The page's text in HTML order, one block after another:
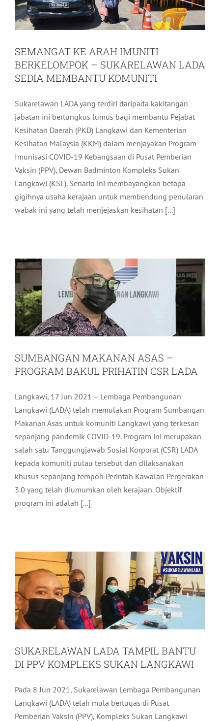
SEMANGAT KE ARAH IMUNITI
BERKELOMPOK – SUKARELAWAN LADA
SEDIA MEMBANTU KOMUNITI
Sukarelawan LADA yang terdiri daripada kakitangan
jabatan ini bertungkus lumus bagi membantu Pejabat
Kesihatan Daerah (PKD) Langkawi dan Kementerian
Kesihatan Malaysia (KKM) dalam menjayakan Program
Imunisasi COVID-19 Kebangsaan di Pusat Pemberian
Vaksin (PPV), Dewan Badminton Kompleks Sukan
Langkawi (KSL). Senario ini membayangkan betapa
gigihnya usaha kerajaan untuk membendung penularan
wabak ini yang telah menjejaskan kesihatan [...]
SUMBANGAN MAKANAN ASAS –
SUMBANGAN MAKANAN ASAS –
PROGRAM BAKUL PRIHATIN CSR LADA
Langkawi, 17 Jun 2021 – Lembaga Pembangunan
Langkawi (LADA) telah memulakan Program Sumbangan
Makanan Asas untuk komuniti Langkawi yang terkesan
sepanjang pandemik COVID-19. Program ini merupakan
salah satu Tanggungjawab Sosial Korporat (CSR) LADA
kepada komuniti pulau tersebut dan dilaksanakan
khusus sepanjang tempoh Perintah Kawalan Pergerakan
3.0 yang telah diumumkan oleh kerajaan. Objektif
program ini adalah [...]
SUKARELAWAN LADA TAMPIL BANTU
SUKARELAWAN LADA TAMPIL BANTU
DI PPV KOMPLEKS SUKAN LANGKAWI
Pada 8 Jun 2021, Sukarelawan Lembaga Pembangunan
Langkawi (LADA) telah mula bertugas di Pusat
Pemberian Vaksin (PPV), Kompleks Sukan Langkawi